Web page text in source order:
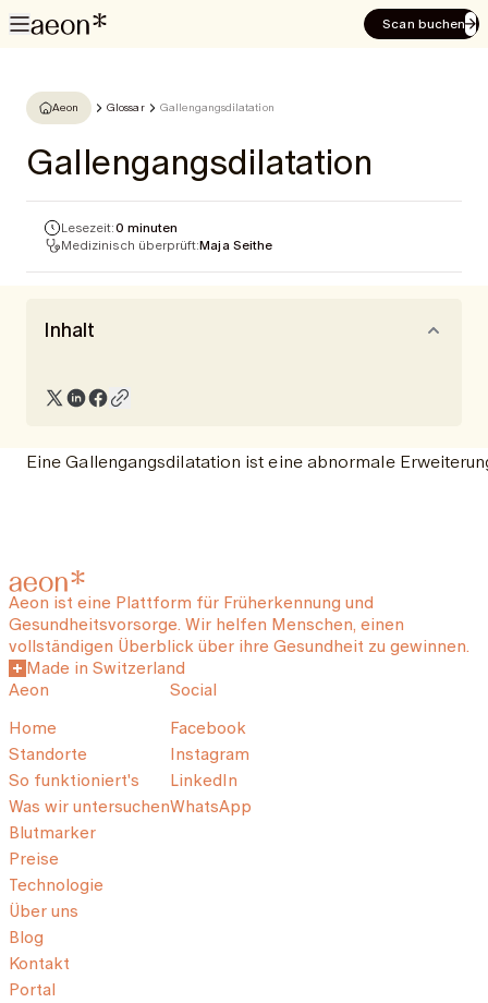
Scan buchen
Aeon Glossar Gallengangsdilatation
Gallengangsdilatation
Lesezeit:0 minuten
Medizinisch überprüft:Maja Seithe
Inhalt
Eine Gallengangsdilatation ist eine abnormale
Aeon ist eine Plattform für Früherkennung und
Gesundheitsvorsorge. Wir helfen Menschen, einen
vollständigen Überblick über ihre Gesundheit zu gewinnen.
Made in Switzerland
Aeon
Home
Standorte
So funktioniert's
Was wir untersuchen
Blutmarker
Preise
Technologie
Über uns
Blog
Kontakt
Portal
Social
Facebook
Instagram
LinkedIn
WhatsApp